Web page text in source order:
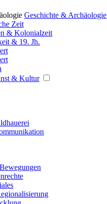
Geschichte & Archäologie
Zeit
& Kolonialzeit
& 19. Jh.
& Kultur